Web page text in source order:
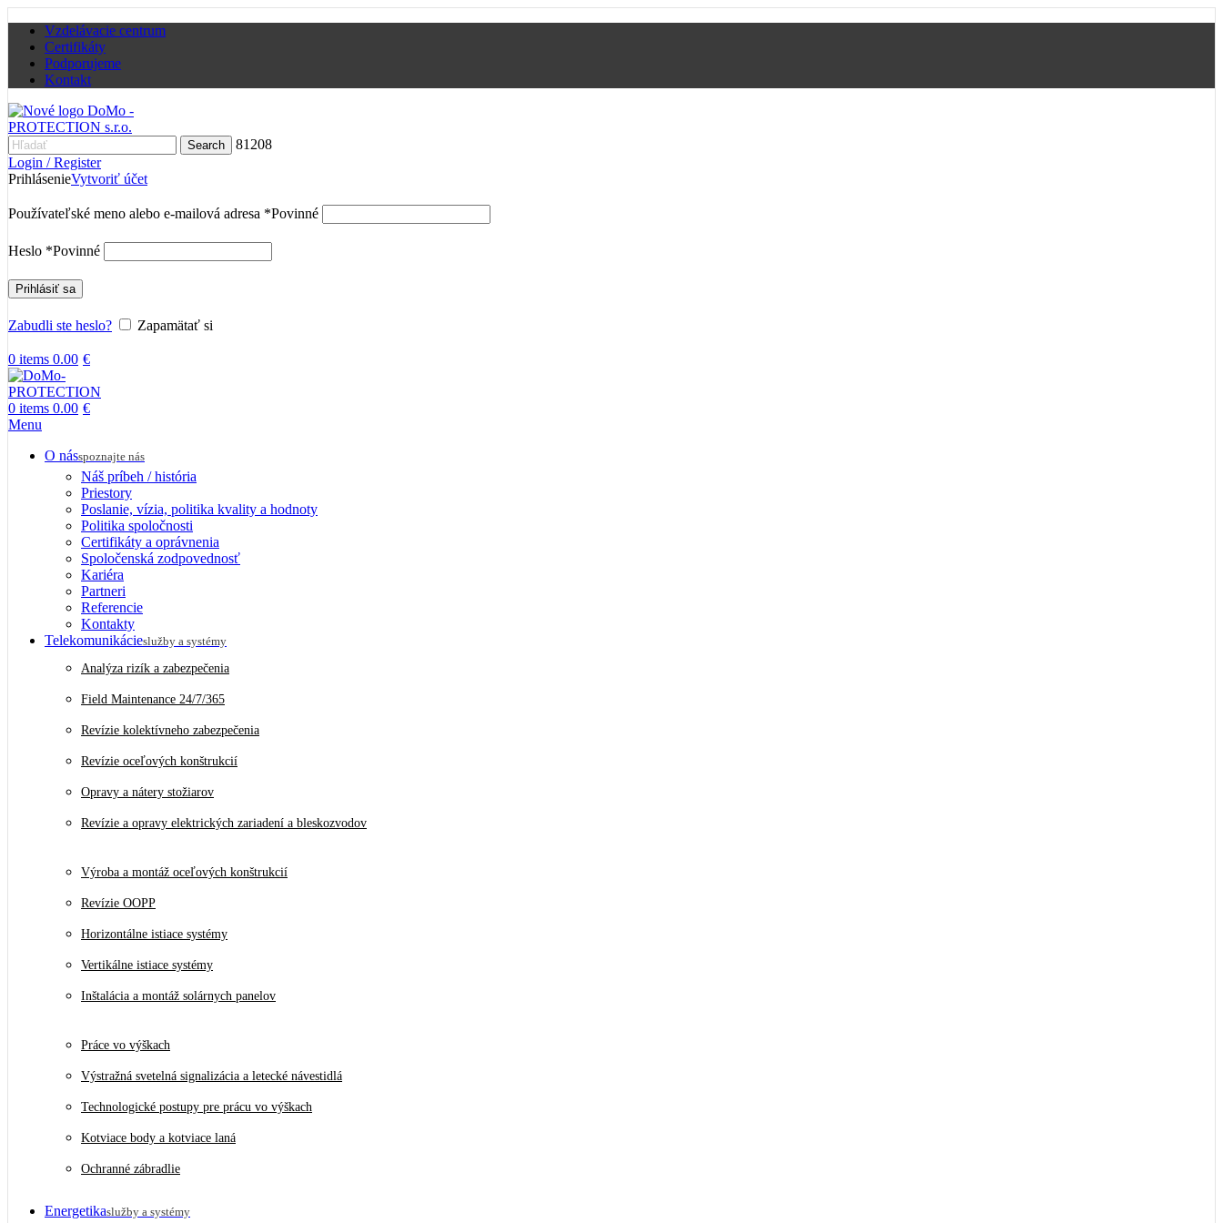
Vzdelávacie centrum
Certifikáty
Podporujeme
Kontakt
Search
81208
Login / Register
PrihlásenieVytvoriť účet
Používateľské meno alebo e-mailová adresa *Povinné
Heslo *Povinné
Prihlásiť sa
Zabudli ste heslo? Zapamätať si
0 items 0.00 €
0 items 0.00 €
Menu
O násspoznajte nás
Náš príbeh / história
Priestory
Poslanie, vízia, politika kvality a hodnoty
Politika spoločnosti
Certifikáty a oprávnenia
Spoločenská zodpovednosť
Kariéra
Partneri
Referencie
Kontakty
Telekomunikácieslužby a systémy
Analýza rizík a zabezpečenia
Field Maintenance 24/7/365
Revízie kolektívneho zabezpečenia
Revízie oceľových konštrukcií
Opravy a nátery stožiarov
Revízie a opravy elektrických zariadení a bleskozvodov
Výroba a montáž oceľových konštrukcií
Revízie OOPP
Horizontálne istiace systémy
Vertikálne istiace systémy
Inštalácia a montáž solárnych panelov
Práce vo výškach
Výstražná svetelná signalizácia a letecké návestidlá
Technologické postupy pre prácu vo výškach
Kotviace body a kotviace laná
Ochranné zábradlie
Energetikaslužby a systémy